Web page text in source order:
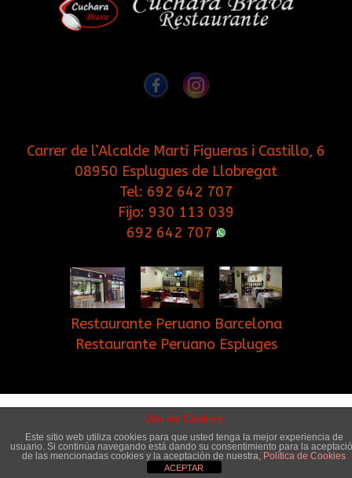
Carrer de l’Alcalde Martí Figueras i Castillo, 6
08950 Esplugues de Llobregat
Tel: 692 642 707
Fijo: 930 113 039
692 642 707
Restaurante Peruano Barcelona
Restaurante Peruano Espluges
Contacto Blog
© Copyright 2017. Cuchara Brava Restaurante.
Uso de Cookies
Este sitio web utiliza cookies para que usted tenga la mejor experiencia de
usuario. Si continúa navegando está dando su consentimiento para la
de las mencionadas cookies y la aceptación de nuestra, Política de Cookies
ACEPTAR